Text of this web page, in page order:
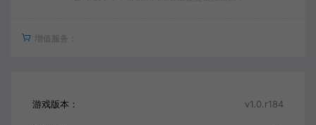
增值服务：
游戏版本： v1.0.r184